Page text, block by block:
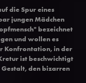
die Spur eines
jungen Mädchen
bezeichnet
und wollen es
Konfrontation, in der
ist beschwichtigt
Gestalt, den bizarren